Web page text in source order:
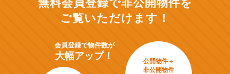
無料会員登録で非公開物件を
ご覧いただけます！
会員登録で物件数が
大幅アップ！
公開物件＋
非公開物件